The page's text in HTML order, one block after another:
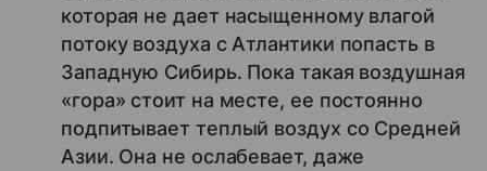
которая не дает насыщенному влагой
потоку воздуха с Атлантики попасть в
Западную Сибирь. Пока такая воздушная
«гора» стоит на месте, ее постоянно
подпитывает теплый воздух со Средней
Азии. Она не ослабевает, даже